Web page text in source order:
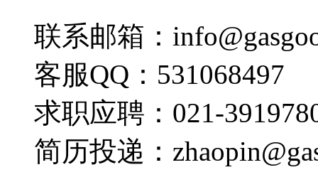
联系邮箱：
客服QQ：531068497
求职应聘：021-
简历投递：